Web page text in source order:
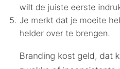
wilt de juiste eerste
Je merkt dat je moeite
helder over te brengen.
Branding kost geld, dat